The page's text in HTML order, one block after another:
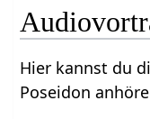
Hier kannst du
Poseidon